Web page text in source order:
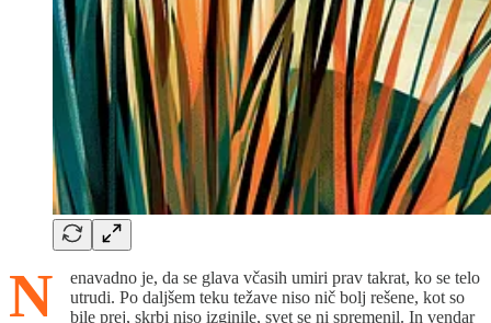
N
enavadno je, da se glava včasih umiri prav takrat, ko se telo
utrudi. Po daljšem teku težave niso nič bolj rešene, kot so
bile prej, skrbi niso izginile, svet se ni spremenil. In vendar